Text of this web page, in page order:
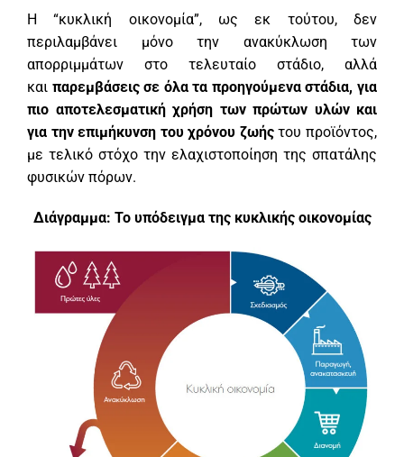
Η “κυκλική οικονομία”, ως εκ τούτου, δεν
περιλαμβάνει μόνο την ανακύκλωση των
απορριμμάτων στο τελευταίο στάδιο, αλλά
και παρεμβάσεις σε όλα τα προηγούμενα στάδια, για
πιο αποτελεσματική χρήση των πρώτων υλών και
για την επιμήκυνση του χρόνου ζωήςτου προϊόντος,
με τελικό στόχο την ελαχιστοποίηση της σπατάλης
φυσικών πόρων.
Διάγραμμα: Το υπόδειγμα της κυκλικής οικονομίας